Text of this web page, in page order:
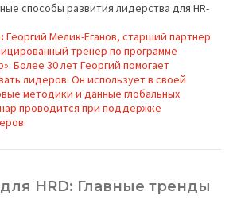
способы развития лидерства для HR-
Георгий Мелик-Еганов, старший партнер
тренер по программе
Более 30 лет Георгий помогает
лидеров. Он использует в своей
методики и данные глобальных
проводится при поддержке
HRD: Главные тренды